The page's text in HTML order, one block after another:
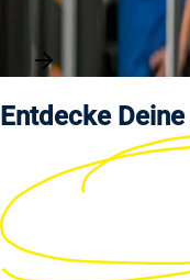
Entdecke Deine